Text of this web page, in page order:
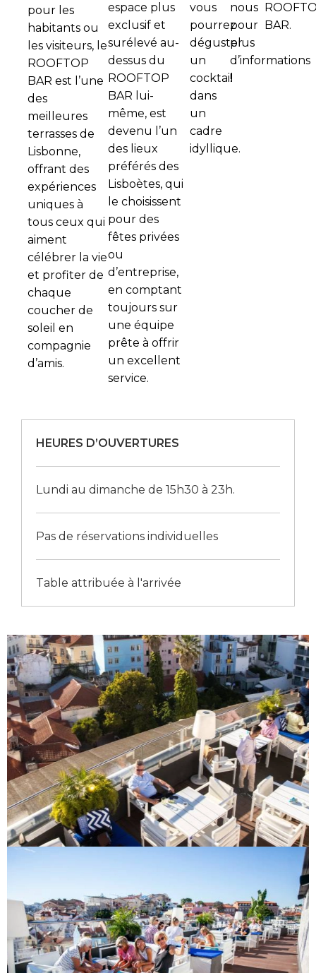
pour les
habitants ou
les visiteurs, le
ROOFTOP
BAR est l’une
des
meilleures
terrasses de
Lisbonne,
offrant des
expériences
uniques à
tous ceux qui
aiment
célébrer la vie
et profiter de
chaque
coucher de
soleil en
compagnie
d’amis.
espace plus
exclusif et
surélevé au-
dessus du
ROOFTOP
BAR lui-
même, est
devenu l’un
des lieux
préférés des
Lisboètes, qui
le choisissent
pour des
fêtes privées
ou
d’entreprise,
en comptant
toujours sur
une équipe
prête à offrir
un excellent
service.
vous
pourrez
déguster
un
cocktail
dans
un
cadre
idyllique.
nous
pour
plus
d’informations
!
BAR.
HEURES D’OUVERTURES
Lundi au dimanche de 15h30 à 23h.
Pas de réservations individuelles
Table attribuée à l'arrivée